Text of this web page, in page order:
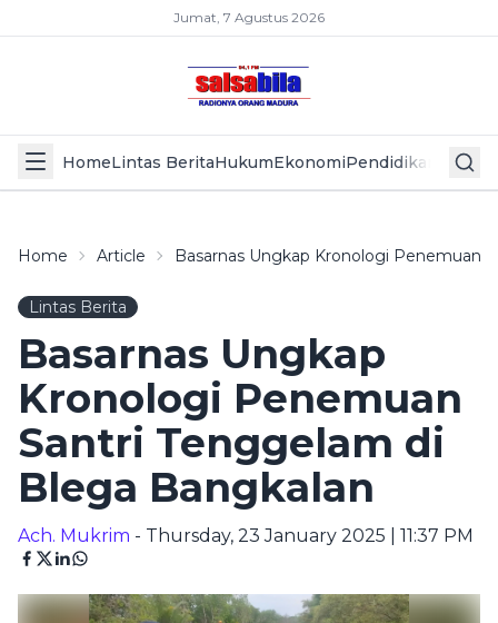
Jumat, 7 Agustus 2026
HomeLintas BeritaHukumEkonomiPendidikan Politik
Home Article Basarnas Ungkap Kronologi Penemuan
Lintas Berita
Basarnas Ungkap
Kronologi Penemuan
Santri Tenggelam di
Blega Bangkalan
Ach. Mukrim - Thursday, 23 January 2025 | 11:37 PM